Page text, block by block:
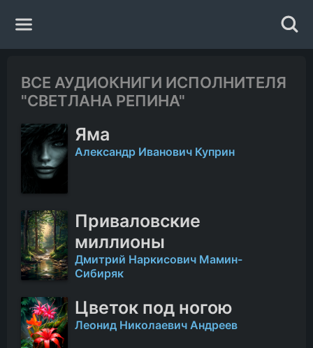
Жанры
Авторы
Исполнители
Случайная книга
ВСЕ АУДИОКНИГИ ИСПОЛНИТЕЛЯ
"СВЕТЛАНА РЕПИНА"
Яма
Александр Иванович Куприн
Приваловские
миллионы
Дмитрий Наркисович Мамин-
Сибиряк
Цветок под ногою
Леонид Николаевич Андреев